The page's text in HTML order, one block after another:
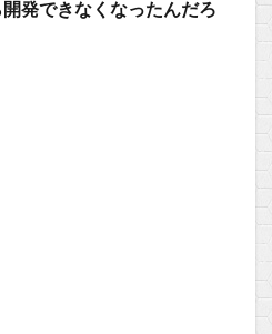
発できなくなったんだろ